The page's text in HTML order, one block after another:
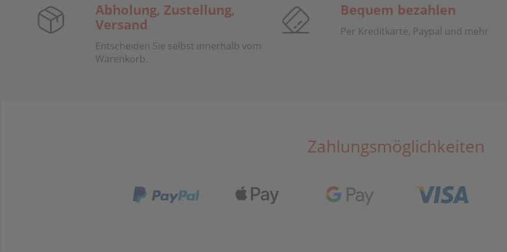
Abholung, Zustellung,
Versand
Entscheiden Sie selbst innerhalb vom
Warenkorb.
Bequem bezahlen
Per Kreditkarte, Paypal und mehr
Zahlungsmöglichkeiten